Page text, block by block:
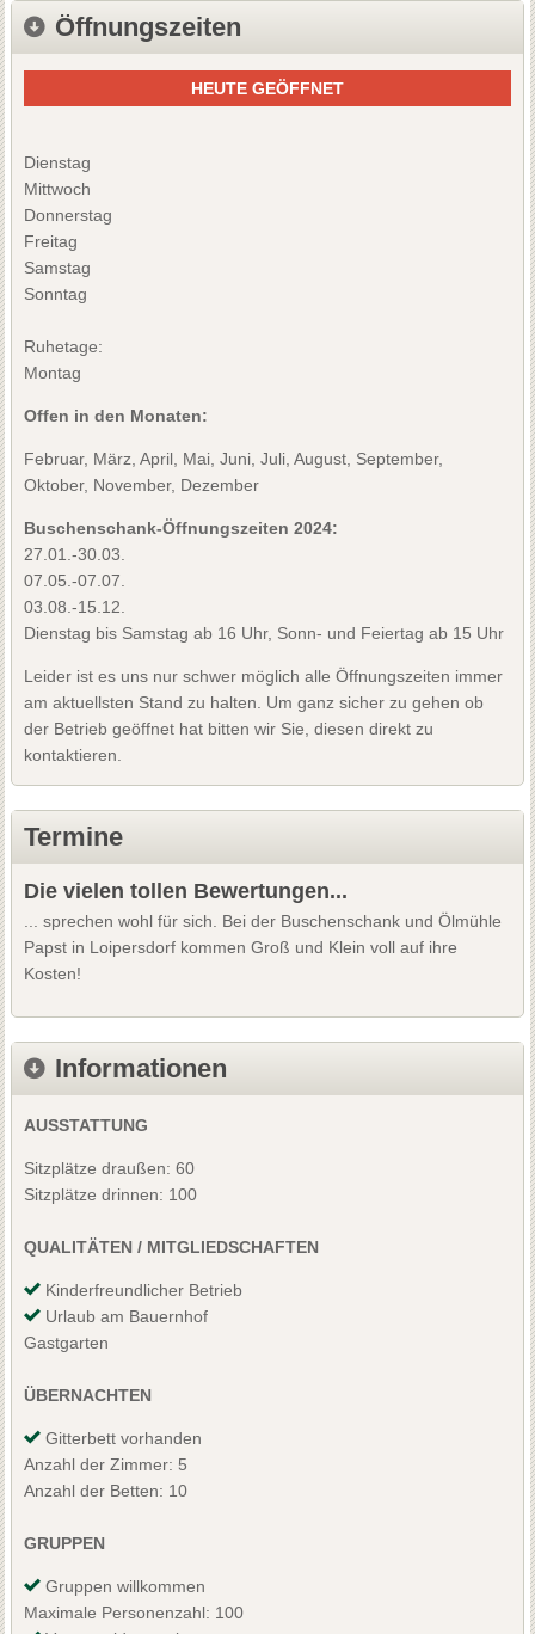
Öffnungszeiten
HEUTE GEÖFFNET
Dienstag
Mittwoch
Donnerstag
Freitag
Samstag
Sonntag
Ruhetage:
Montag
Offen in den Monaten:
Februar, März, April, Mai, Juni, Juli, August, September,
Oktober, November, Dezember
Buschenschank-Öffnungszeiten 2024:
27.01.-30.03.
07.05.-07.07.
03.08.-15.12.
Dienstag bis Samstag ab 16 Uhr, Sonn- und Feiertag ab 15 Uhr
Leider ist es uns nur schwer möglich alle Öffnungszeiten immer
am aktuellsten Stand zu halten. Um ganz sicher zu gehen ob
der Betrieb geöffnet hat bitten wir Sie, diesen direkt zu
kontaktieren.
Termine
Die vielen tollen Bewertungen...
... sprechen wohl für sich. Bei der Buschenschank und Ölmühle
Papst in Loipersdorf kommen Groß und Klein voll auf ihre
Kosten!
Informationen
AUSSTATTUNG
Sitzplätze draußen: 60
Sitzplätze drinnen: 100
QUALITÄTEN / MITGLIEDSCHAFTEN
Kinderfreundlicher Betrieb
Urlaub am Bauernhof
Gastgarten
ÜBERNACHTEN
Gitterbett vorhanden
Anzahl der Zimmer: 5
Anzahl der Betten: 10
GRUPPEN
Gruppen willkommen
Maximale Personenzahl: 100